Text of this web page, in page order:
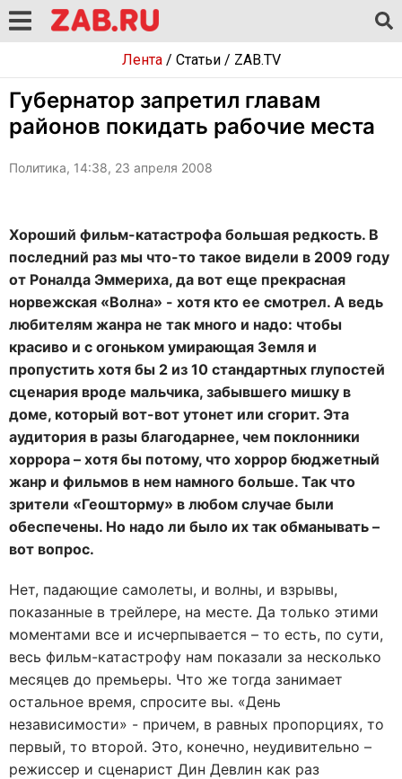
Лента/ Статьи/ ZAB.TV
Губернатор запретил главам
районов покидать рабочие места
Политика, 14:38, 23 апреля 2008
Хороший фильм-катастрофа большая редкость. В
последний раз мы что-то такое видели в 2009 году
от Роналда Эммериха, да вот еще прекрасная
норвежская «Волна» - хотя кто ее смотрел. А ведь
любителям жанра не так много и надо: чтобы
красиво и с огоньком умирающая Земля и
пропустить хотя бы 2 из 10 стандартных глупостей
сценария вроде мальчика, забывшего мишку в
доме, который вот-вот утонет или сгорит. Эта
аудитория в разы благодарнее, чем поклонники
хоррора – хотя бы потому, что хоррор бюджетный
жанр и фильмов в нем намного больше. Так что
зрители «Геошторму» в любом случае были
обеспечены. Но надо ли было их так обманывать –
вот вопрос.
Нет, падающие самолеты, и волны, и взрывы,
показанные в трейлере, на месте. Да только этими
моментами все и исчерпывается – то есть, по сути,
весь фильм-катастрофу нам показали за несколько
месяцев до премьеры. Что же тогда занимает
остальное время, спросите вы. «День
независимости» - причем, в равных пропорциях, то
первый, то второй. Это, конечно, неудивительно –
режиссер и сценарист Дин Девлин как раз